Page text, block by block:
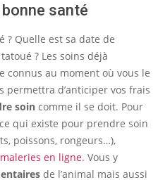
santé
? Quelle est sa date de
? Les soins déjà
connus au moment où vous le
permettra d’anticiper vos frais
soin comme il se doit. Pour
qui existe pour prendre soin
poissons, rongeurs…),
en ligne. Vous y
de l’animal mais aussi